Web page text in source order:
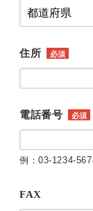
住所 必須
電話番号 必須
例：03-1234-
FAX